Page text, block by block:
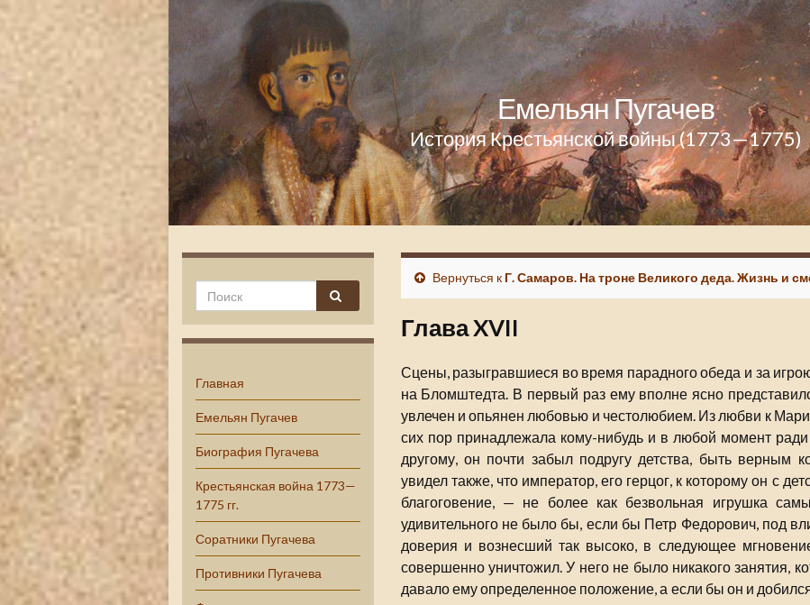
Емельян Пугачев
История Крестьянской войны (1773—1775)
Главная
Емельян Пугачев
Биография Пугачева
Крестьянская война 1773—
1775 гг.
Соратники Пугачева
Противники Пугачева
Вернуться к Г. Самаров. На троне Великого деда. Жизнь и
Глава XVII
Сцены, разыгравшиеся во время парадного обеда и за
на Бломштедта. В первый раз ему вполне ясно
увлечен и опьянен любовью и честолюбием. Из любви к
сих пор принадлежала кому-нибудь и в любой момент ради
другому, он почти забыл подругу детства, быть верным
увидел также, что император, его герцог, к которому он с
благоговение, — не более как безвольная игрушка
удивительного не было бы, если бы Петр Федорович, под
доверия и вознесший так высоко, в следующее
совершенно уничтожил. У него не было никакого занятия,
давало ему определенное положение, а если бы он и добился